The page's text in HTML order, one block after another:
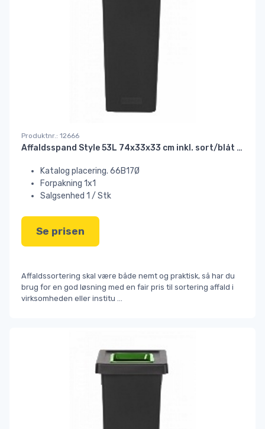
Produktnr.: 12666
Affaldsspand Style 53L 74x33x33 cm inkl. sort/blåt låg#
Katalog placering. 66B17Ø
Forpakning 1x1
Salgsenhed 1 / Stk
Se prisen
Affaldssortering skal være både nemt og praktisk, så har du
brug for en god løsning med en fair pris til sortering affald i
virksomheden eller institu ...